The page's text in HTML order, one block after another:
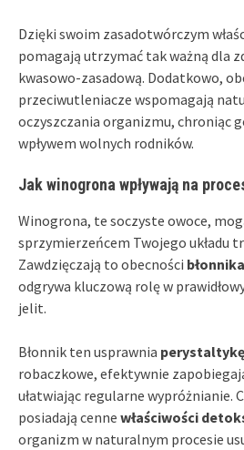
Dzięki swoim zasadotwórczym
pomagają utrzymać tak ważną dla
kwasowo-zasadową. Dodatkowo,
przeciwutleniacze wspomagają
oczyszczania organizmu, chroniąc
wpływem wolnych rodników.
Jak winogrona wpływają na
Winogrona, te soczyste owoce,
sprzymierzeńcem Twojego układu
Zawdzięczają to obecności
odgrywa kluczową rolę w
jelit.
Błonnik ten usprawnia
robaczkowe, efektywnie
ułatwiając regularne wypróżnianie.
posiadają cenne właściwości
organizm w naturalnym procesie